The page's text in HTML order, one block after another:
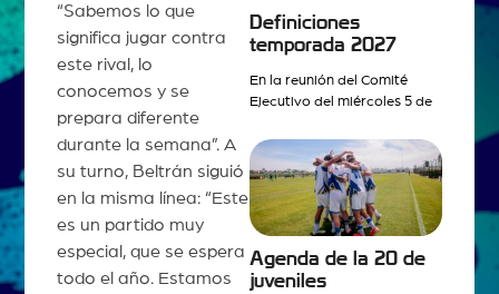
“Sabemos lo que
significa jugar contra
este rival, lo
conocemos y se
prepara diferente
durante la semana”. A
su turno, Beltrán siguió
en la misma línea: “Este
es un partido muy
especial, que se espera
todo el año. Estamos
Definiciones
temporada 2027
En la reunión del Comité
Ejecutivo del miércoles 5 de
Agenda de la 20 de
juveniles